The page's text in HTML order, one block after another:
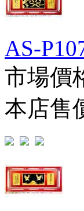
AS-
市場價
本店售